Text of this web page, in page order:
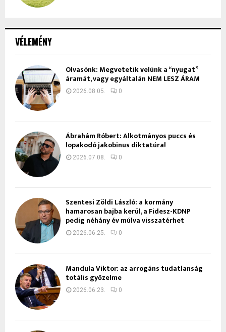
VÉLEMÉNY
Olvasónk: Megvetetik velünk a “nyugat”
áramát, vagy egyáltalán NEM LESZ ÁRAM
2026.08.05. 0
Ábrahám Róbert: Alkotmányos puccs és
lopakodó jakobinus diktatúra!
2026.07.08. 0
Szentesi Zöldi László: a kormány
hamarosan bajba kerül, a Fidesz-KDNP
pedig néhány év múlva visszatérhet
2026.06.25. 0
Mandula Viktor: az arrogáns tudatlanság
totális győzelme
2026.06.23. 0